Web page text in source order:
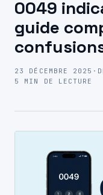
0049
guide
23 DÉCEMBRE 2025 ·
5 MIN DE LECTURE